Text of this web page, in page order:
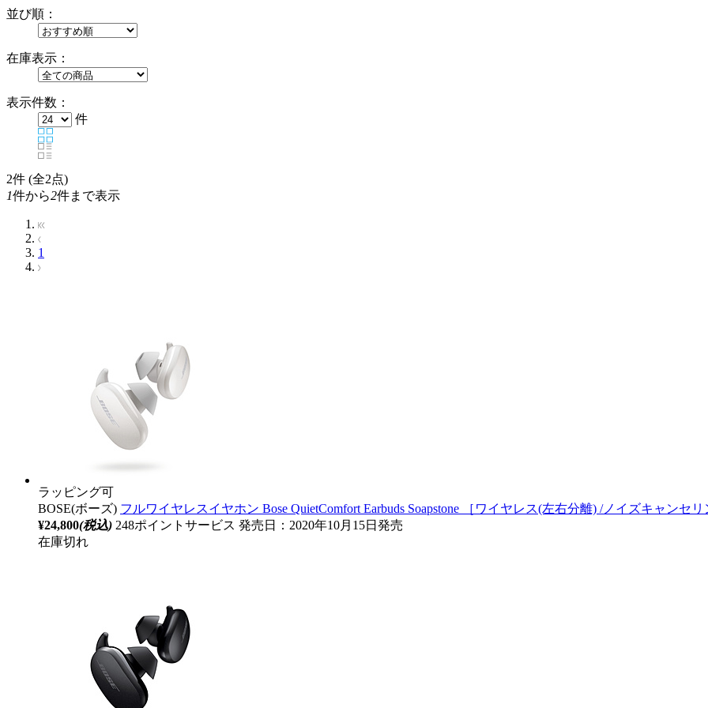
並び順：
在庫表示：
表示件数：
件
2件 (全2点)
1件から2件まで表示
1
ラッピング可
BOSE(ボーズ) フルワイヤレスイヤホン Bose QuietComfort Earbuds Soapstone ［ワイヤレス(左右分離) /ノイズキャンセリ
¥24,800(税込) 248ポイントサービス 発売日：2020年10月15日発売
在庫切れ